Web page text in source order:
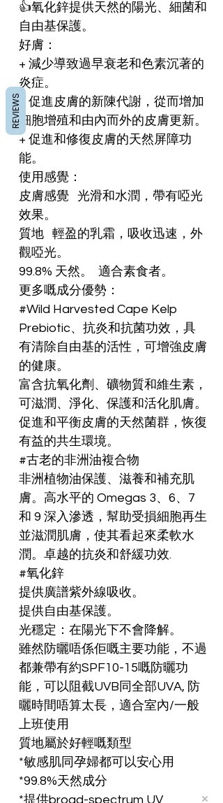
👍氧化鋅提供天然的陽光、細菌和
自由基保護。
好膚：
+ 減少導致過早衰老和色素沉著的
炎症。
+ 促進皮膚的新陳代謝，從而增加
細胞增殖和由內而外的皮膚更新。
+ 促進和修復皮膚的天然屏障功
能。
使用感覺：
皮膚感覺   光滑和水潤，帶有啞光
效果。
質地   輕盈的乳霜，吸收迅速，外
觀啞光。
99.8% 天然。  適合素食者。
更多嘅成分優勢：
#Wild Harvested Cape Kelp
Prebiotic、抗炎和抗菌功效，具
有清除自由基的活性，可增強皮膚
的健康。
富含抗氧化劑、礦物質和維生素，
可滋潤、淨化、保護和活化肌膚。
促進和平衡皮膚的天然菌群，恢復
有益的共生環境。
#古老的非洲油複合物
非洲植物油保護、滋養和補充肌
膚。高水平的 Omegas 3、6、7
和 9 深入滲透，幫助受損細胞再生
並滋潤肌膚，使其看起來柔軟水
潤。卓越的抗炎和舒緩功效.
#氧化鋅
提供廣譜紫外線吸收。
提供自由基保護。
光穩定：在陽光下不會降解。
雖然防曬唔係佢嘅主要功能，不過
都兼帶有約SPF10-15嘅防曬功
能，可以阻截UVB同全部UVA, 防
曬時間唔算太長，適合室內/一般
上班使用
質地屬於好輕嘅類型
*敏感肌同孕婦都可以安心用
*99.8%天然成分
*提供broad-spectrum UV
REVIEWS